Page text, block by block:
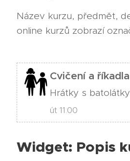
Název kurzu, předmět,
online kurzů zobrazí
Cvičení a říkadla
Hrátky s batolátky
út 11:00
Widget: Popis